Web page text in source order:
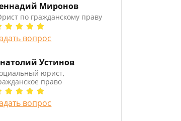
Миронов
по гражданскому праву
вопрос
Устинов
юрист,
право
вопрос